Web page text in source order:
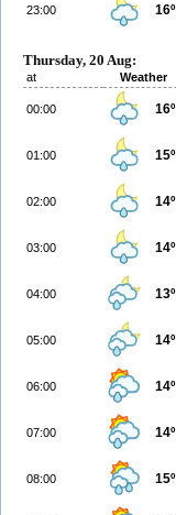
23:00 16º
Thursday, 20 Aug:
at Weather
00:00 16º
01:00 15º
02:00 14º
03:00 14º
04:00 13º
05:00 14º
06:00 14º
07:00 14º
08:00 15º